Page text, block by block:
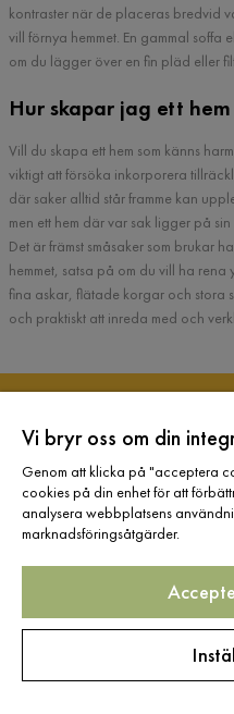
kontraster när de placeras bredvid
vill förnya hemmet. En gammal soffa
om du lägger över en fin pläd eller
Hur skapar jag ett
Vill du skapa ett hem som känns
viktigt att försöka inkorporera
där saker alltid står framme kan
men ett hem där var sak ligger på
Det är främst småsaker som brukar
hemmet, satsa på om du vill ha
fina askar, flätade korgar och stora
och praktiskt att inreda med och
Ange din e-postadress
Vi bryr oss om din
Genom att klicka på "acceptera
cookies på din enhet för att
analysera webbplatsens
marknadsföringsåtgärder.